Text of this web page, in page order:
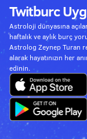
Twitburc
Astroloji dünyasına
haftalık ve aylık burç
Astrolog Zeynep Turan
alarak hayatınızın her
edinin.